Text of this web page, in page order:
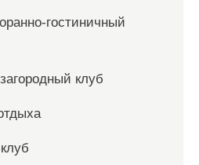
гостиничный
клуб